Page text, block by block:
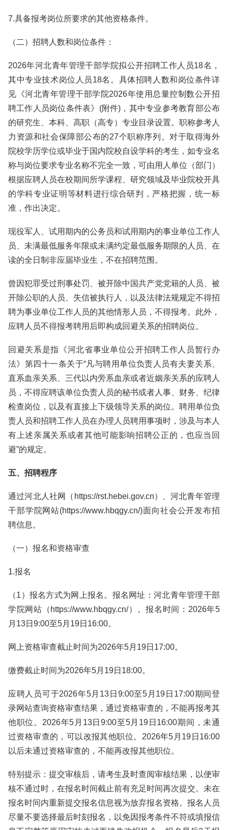
7.具备报考岗位所要求的其他资格条件。
（二）招聘人数和岗位条件：
2026年河北青年管理干部学院拟公开招聘工作人员18名，
其中专业技术岗位人员18名。具体招聘人数和岗位条件详
见《河北青年管理干部学院2026年使用总量控制数公开招
聘工作人员岗位条件表》(附件)，其中专业参考教育部公布
的研究生、本科、高职（高专）专业目录设置。职称参考人
力资源和社会保障部公布的27个职称序列。对于取得海外
院校学历学位或毕业于国内院校自设学科的考生，如专业名
称与岗位要求专业名称不完全一致，可由用人单位（部门）
根据应聘人员在校期间所学课程、研究领域及毕业院校开具
的学科专业证明等材料进行综合研判，严格把握，统一标
准，作出决定。
现役军人、试用期内的公务员和试用期内的事业单位工作人
员、未满最低服务年限或未满约定最低服务期限的人员、在
读的全日制非应届毕业生，不在招聘范围。
曾因犯罪受过刑事处罚、被开除中国共产党党籍的人员、被
开除公职的人员、失信被执行人，以及法律法规规定不得招
聘为事业单位工作人员的其他情形人员，不得报考。此外，
应聘人员不得报考聘用后即构成回避关系的招聘岗位。
回避关系是指《河北省事业单位公开招聘工作人员暂行办
法》第四十一条关于“凡与聘用单位负责人员有夫妻关系、
直系血亲关系、三代以内旁系血亲或者近姻亲关系的应聘人
员，不得应聘该单位负责人员的秘书或者人事、财务、纪律
检查岗位，以及有直接上下级领导关系的岗位。聘用单位负
责人员和招聘工作人员在办理人员聘用事项时，涉及与本人
有上述亲属关系或者其他可能影响招聘公正的，也应当回
避”的规定。
五、招聘程序
通过河北人社网（https://rst.hebei.gov.cn）、河北青年管理
干部学院网站(https://www.hbqgy.cn/)面向社会公开发布招
聘信息。
（一）报名和资格审查
1.报名
（1）报名方式为网上报名。报名网址：河北青年管理干部
学院网站（https://www.hbqgy.cn/）。报名时间：2026年5
月13日9:00至5月19日16:00。
网上资格审查截止时间为2026年5月19日17:00。
缴费截止时间为2026年5月19日18:00。
应聘人员可于2026年5月13日9:00至5月19日17:00期间登
录网站查询资格审查结果，通过资格审查的，不能再报考其
他职位。2026年5月13日9:00至5月19日16:00期间，未通
过资格审查的，可以改报其他职位。2026年5月19日16:00
以后未通过资格审查的，不能再改报其他职位。
特别提示：提交审核后，请考生及时查阅审核结果，以便审
核不通过时，在报名时间截止前有充足时间再次提交。未在
报名时间内重新提交报名信息视为放弃报名资格。报名人员
尽量不要选择最后时刻报名，以免因报考条件不符或填报信